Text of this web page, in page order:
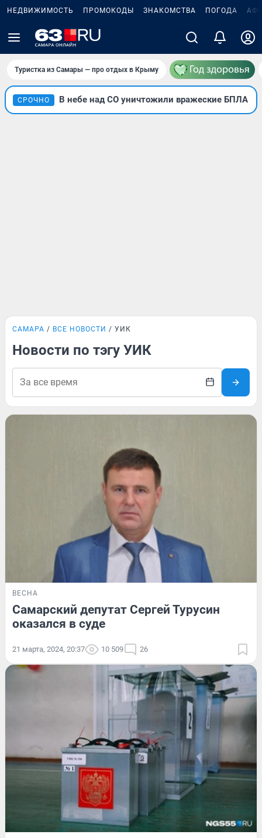
НЕДВИЖИМОСТЬ ПРОМОКОДЫ ЗНАКОМСТВА ПОГОДА
Туристка из Самары — про отдых в Крыму
СРОЧНО В небе над СО уничтожили вражеские БПЛА
САМАРА ВСЕ НОВОСТИ УИК
Новости по тэгу УИК
ВЕСНА
Самарский депутат Сергей Турусин
оказался в суде
21 марта, 2024, 20:37 10 509 26